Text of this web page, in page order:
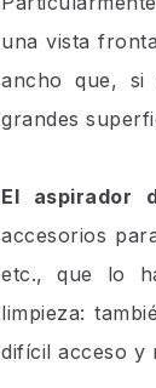
una vista
ancho que, si
grandes
El aspirador
accesorios
etc., que lo
limpieza:
difícil acceso y